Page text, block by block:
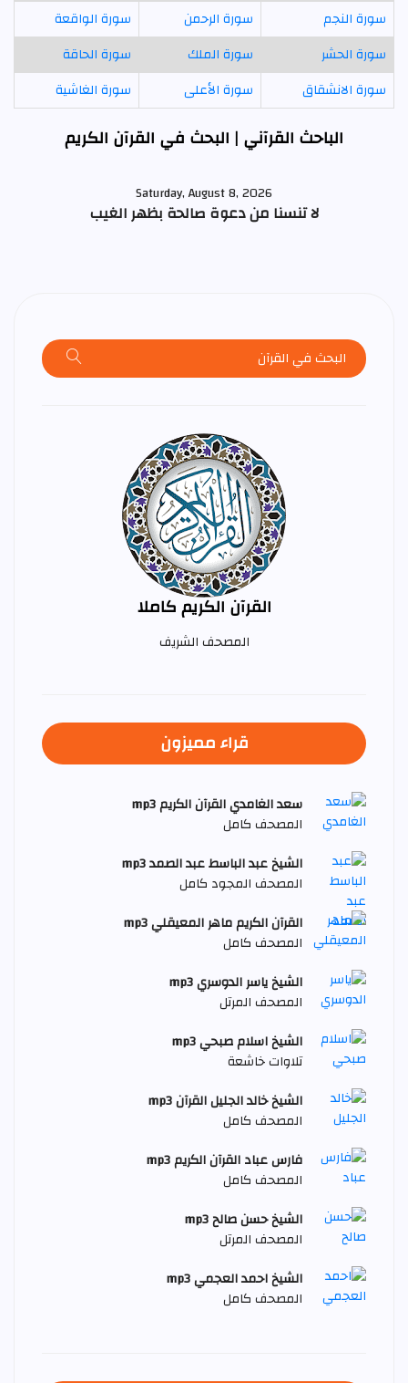
سورة النجم سورة الرحمن
سورة الواقعة
سورة الحشر
سورة الملك
سورة الحاقة
سورة الانشقاق
سورة الأعلى سورة الغاشية
الباحث القرآني | البحث في القرآن الكريم
Saturday, August 8, 2026
لا تنسنا من دعوة صالحة بظهر الغيب
القرآن الكريم كاملا
المصحف الشريف
قراء مميزون
سعد الغامدي القرآن الكريم mp3
المصحف كامل
الشيخ عبد الباسط عبد الصمد mp3
المصحف المجود كامل
القرآن الكريم ماهر المعيقلي mp3
المصحف كامل
الشيخ ياسر الدوسري mp3
المصحف المرتل
الشيخ اسلام صبحي mp3
تلاوات خاشعة
الشيخ خالد الجليل القرآن mp3
المصحف كامل
فارس عباد القرآن الكريم mp3
المصحف كامل
الشيخ حسن صالح mp3
المصحف المرتل
الشيخ احمد العجمي mp3
المصحف كامل